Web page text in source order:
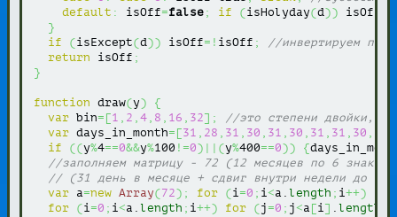
default : isOff=false; if (isHolyday(d)) isOff
}
if
(isExcept(d)) isOff=! isOff ;
//инвертируем
return isOff ;
}
function draw(y)
{
var bin= [1 , 2 , 4, 8 , 16 , 32] ;
//это степени двойки,
var days_in_month= [31 , 28 , 31 , 30 , 31 , 30 , 31 , 31 , 30 ,
if
((y%4==0&&y%100 !=0) || (y%400==0)) {
//заполняем матрицу - 72 (12 месяцев по 6
// (31 день в месяце + сдвиг внутри недели до 6
var a=new Array(72) ; for (i=0 ; i<a. length ; i++)
for
(i=0 ; i<a. length ; i++) for (j =0 ; j<a [i] . length